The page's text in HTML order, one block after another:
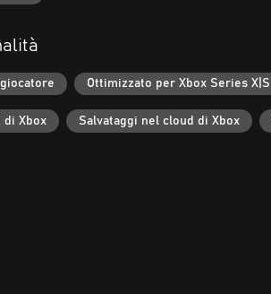
Ottimizzato per Xbox Series X|S
di Xbox Salvataggi nel cloud di Xbox